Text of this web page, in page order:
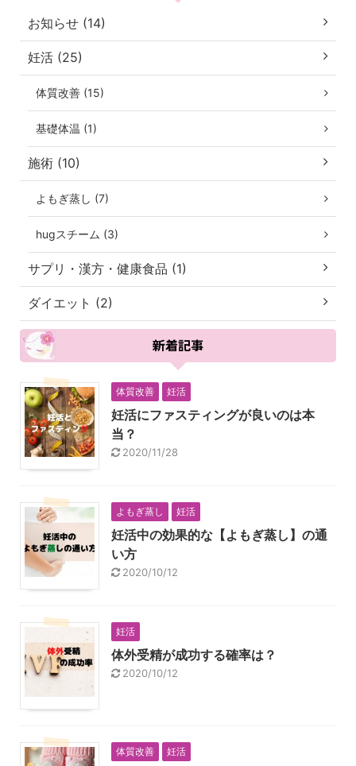
お知らせ (14)
妊活 (25)
体質改善 (15)
基礎体温 (1)
施術 (10)
よもぎ蒸し (7)
hugスチーム (3)
サプリ・漢方・健康食品 (1)
ダイエット (2)
新着記事
体質改善 妊活
妊活にファスティングが良いのは本
当？
2020/11/28
よもぎ蒸し 妊活
妊活中の効果的な【よもぎ蒸し】の通
い方
2020/10/12
妊活
体外受精が成功する確率は？
2020/10/12
体質改善 妊活